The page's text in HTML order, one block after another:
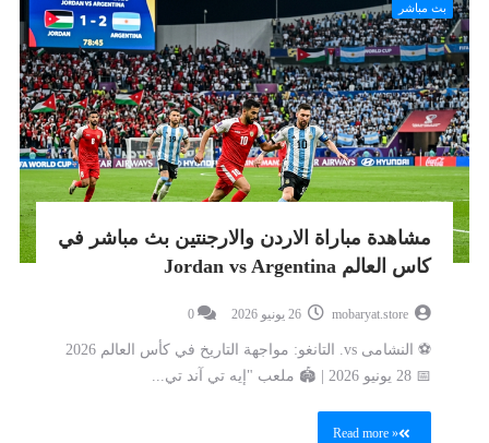
بث مباشر
مشاهدة مباراة الاردن والارجنتين بث مباشر في
كاس العالم Jordan vs Argentina
mobaryat.store
0
⚽ النشامى vs. التانغو: مواجهة التاريخ في كأس العالم 2026
📅 28 يونيو 2026 | 🏟️ ملعب "إيه تي آند تي...
Read more »